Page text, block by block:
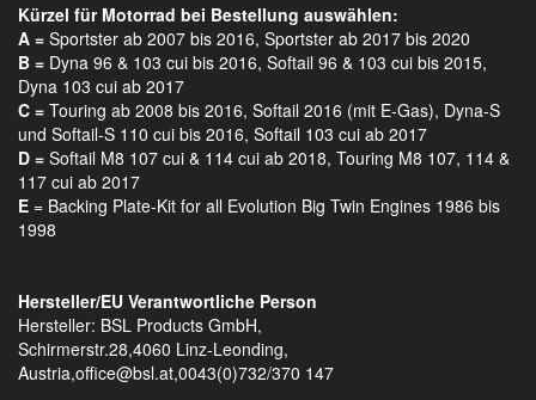
Kürzel für Motorrad bei Bestellung auswählen:
A = Sportster ab 2007 bis 2016, Sportster ab 2017 bis 2020
B = Dyna 96 & 103 cui bis 2016, Softail 96 & 103 cui bis 2015,
Dyna 103 cui ab 2017
C = Touring ab 2008 bis 2016, Softail 2016 (mit E-Gas), Dyna-S
und Softail-S 110 cui bis 2016, Softail 103 cui ab 2017
D = Softail M8 107 cui & 114 cui ab 2018, Touring M8 107, 114 &
117 cui ab 2017
E = Backing Plate-Kit for all Evolution Big Twin Engines 1986 bis
1998
Hersteller/EU Verantwortliche Person
Hersteller: BSL Products GmbH,
Schirmerstr.28,4060 Linz-Leonding,
Austria,office@bsl.at,0043(0)732/370 147